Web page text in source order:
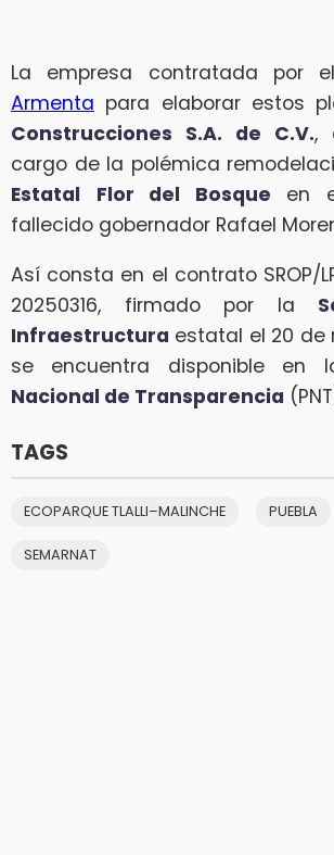
La empresa contratada por
Armenta para elaborar estos
Construcciones S.A. de C.V.,
cargo de la polémica
Estatal
Flor del Bosque en
fallecido gobernador Rafael
Así consta en el contrato SROP/
20250316, firmado por la
Infraestructura estatal el 20 de
se encuentra disponible en
Nacional de Transparencia
TAGS
ECOPARQUE TLALLI–MALINCHE PUEBLA
SEMARNAT